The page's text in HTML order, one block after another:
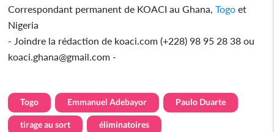
Correspondant permanent de KOACI au Ghana,Togo et
Nigeria
- Joindre la rédaction de koaci.com (+228) 98 95 28 38 ou
koaci.ghana@gmail.com -
Togo Emmanuel Adebayor Paulo Duarte
tirage au sort éliminatoires